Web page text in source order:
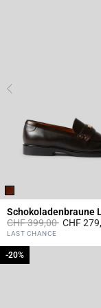
Price reduced from
CHF 399,00toCHF
4 out of 5 Customer
LAST CHANCE
-20%
-20%